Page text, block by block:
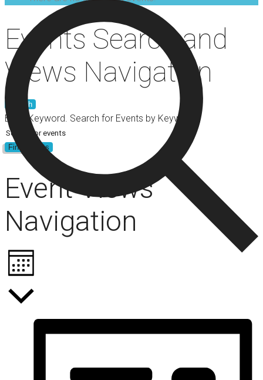
Events Search and
Views Navigation
Search
Enter Keyword. Search for Events by Keyword.
Find Events
Event Views
Navigation